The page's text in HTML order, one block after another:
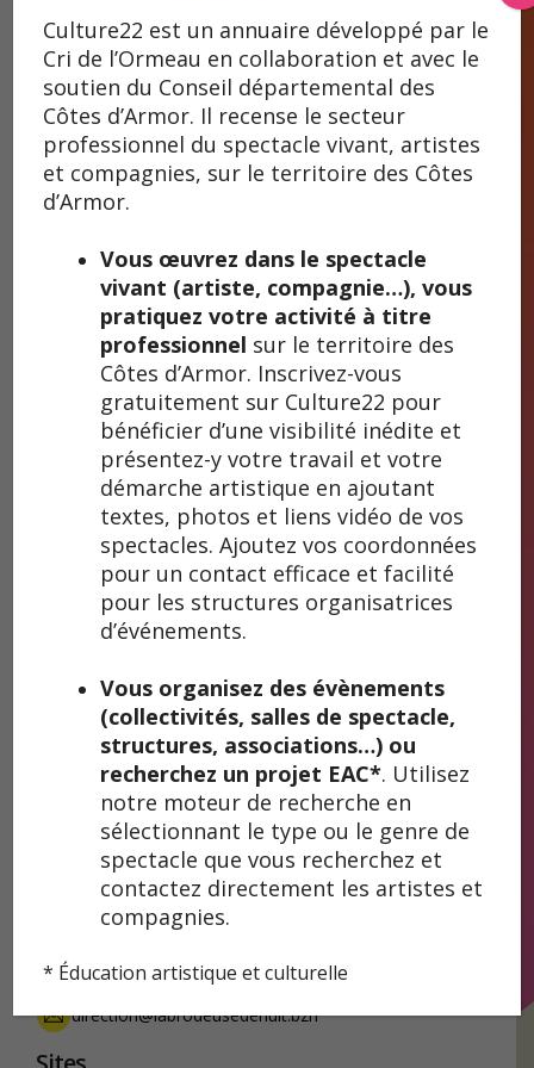
La Brodeuse de nuit / Ar Vroderez Noz
La Brodeuse de nuit
/ Ar Vroderez Noz
Avant d’être compagnie artistique, La Brodeuse est
d’abord une figure féminine légendaire. Tantôt brodeuse,
tantôt fileuse, tantôt lavandière… Son appellation varie
selon les coins d’Europe où elle apparaît. Mais les
témoignages sont formels et unanimes : elle emporte
toujours promeneurs égarés ou auditeurs curieux dans
des contrées inconnues. C’est entre chien et loup, quand
la nuit tombe et que les mondes se confondent qu’elle
devient la plus redoutable. À l’image de son égérie, la
compagnie souhaite embarquer le public dans un espace
au-delà du quotidien, un espace de sensations, de
réflexion, et avec les fils de la musique, du théâtre et de
la danse, créer de nouveaux motifs, de nouvelles trames,
de nouvelles mailles, dont on ne ressort pas indemne.
Quel espace pour les mots, quel mouvement pour le
corps, quelle musicalité pour cette alchimie ? Telle est
Galeries d’images
Coordonnées
Camille Guittet
07 67 02 64 64
direction@labrodeusedenuit.bzh
Culture22 est un annuaire développé par le
Cri de l’Ormeau en collaboration et avec le
soutien du Conseil départemental des
Côtes d’Armor. Il recense le secteur
professionnel du spectacle vivant, artistes
et compagnies, sur le territoire des Côtes
d’Armor.
Vous œuvrez dans le spectacle
vivant (artiste, compagnie…), vous
pratiquez votre activité à titre
professionnel sur le territoire des
Côtes d’Armor. Inscrivez-vous
gratuitement sur Culture22 pour
bénéficier d’une visibilité inédite et
présentez-y votre travail et votre
démarche artistique en ajoutant
textes, photos et liens vidéo de vos
spectacles. Ajoutez vos coordonnées
pour un contact efficace et facilité
pour les structures organisatrices
d’événements.
Vous organisez des évènements
(collectivités, salles de spectacle,
structures, associations…) ou
recherchez un projet EAC*. Utilisez
notre moteur de recherche en
sélectionnant le type ou le genre de
spectacle que vous recherchez et
contactez directement les artistes et
compagnies.
* Éducation artistique et culturelle